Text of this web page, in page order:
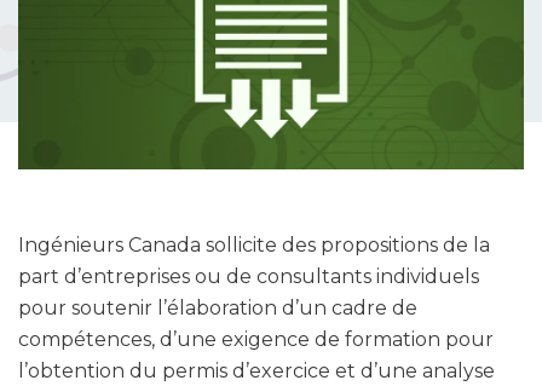
Ingénieurs Canada sollicite des propositions de la
part d’entreprises ou de consultants individuels
pour soutenir l’élaboration d’un cadre de
compétences, d’une exigence de formation pour
l’obtention du permis d’exercice et d’une analyse